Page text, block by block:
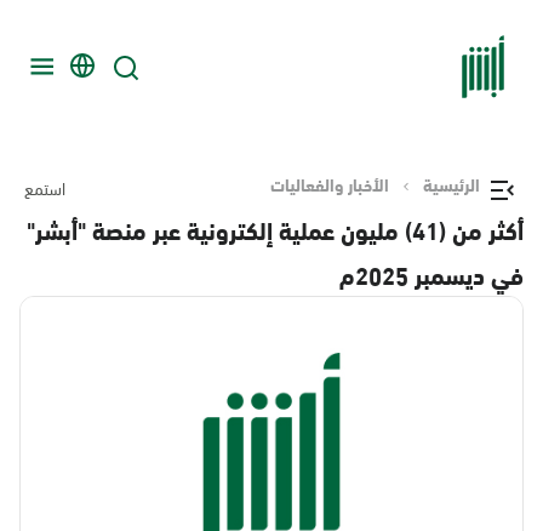
الرئيسية الأخبار والفعاليات استمع
أكثر من (41) مليون عملية إلكترونية عبر منصة "أبشر"
في ديسمبر 2025م